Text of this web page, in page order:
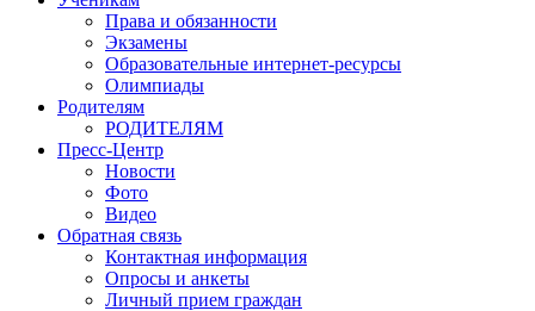
Права и обязанности
Экзамены
Образовательные интернет-ресурсы
Олимпиады
Родителям
РОДИТЕЛЯМ
Пресс-Центр
Новости
Фото
Видео
Обратная связь
Контактная информация
Опросы и анкеты
Личный прием граждан